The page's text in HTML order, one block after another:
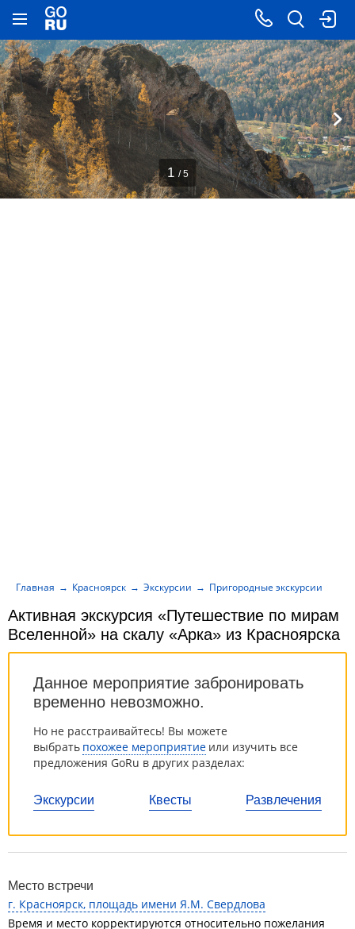
Данное мероприятие забронировать
временно невозможно.
Но не расстраивайтесь! Вы можете
выбрать похожее мероприятие или изучить все
предложения GoRu в других разделах:
Экскурсии Квесты Развлечения
Активная экскурсия «Путешествие по мирам
Вселенной» на скалу «Арка» из Красноярска
Главная Красноярск Экскурсии Пригородные экскурсии
1 / 5
Место встречи
г. Красноярск, площадь имени Я.М. Свердлова
Время и место корректируются относительно пожелания